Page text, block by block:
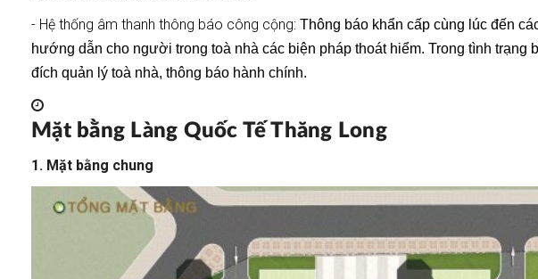
- Hệ thống âm thanh thông báo công cộng:Thông báo khẩn cấp cùng lúc đến
hướng dẫn cho người trong toà nhà các biện pháp thoát hiểm. Trong tình
đích quản lý toà nhà, thông báo hành chính.
Mặt bằng Làng Quốc Tế Thăng Long
1. Mặt bằng chung